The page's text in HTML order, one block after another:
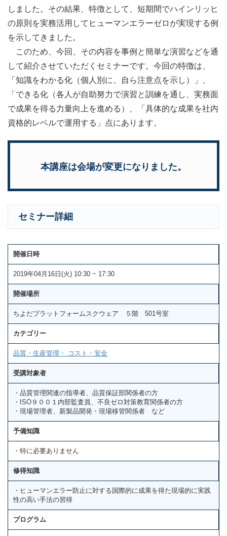
しました。その結果、特徴として、短期間でハインリッヒ
の原則を実務活用してヒューマンエラーゼロが実現する例
を示してきました。
このため、今回、その内容を事例と簡単な演習などを通
して紹介させていただくセミナーです。今回の特徴は、
「知識をわかる化（個人別に、自ら注意点を示し）」、
「できる化（各人が自助努力で演習と訓練を通し、実務面
で成果を得る力量向上を進める）、「具体的な成果を社内
資格的レベルで運用する」点にあります。
本講座は会場が変更になりました。
セミナー詳細
開催日時
2019年04月16日(火) 10:30 ~ 17:30
開催場所
ちよだプラットフォームスクウェア ５階 501号室
カテゴリー
品質・生産管理・ コスト・安全
受講対象者
・品質管理関連の指導者、品質保証部関係者の方
・ISO９００１内部監査員、不良ゼロ対策教育関係者の方
・現場管理者、新製品開発・現場移管関係者 など
予備知識
・特に必要ありません
修得知識
・ヒューマンエラー防止に対する国際的に成果を得た現場的に実践
性の高い手法の習得
プログラム